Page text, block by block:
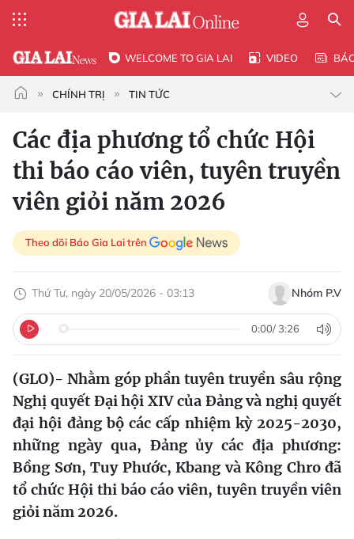
WELCOME TO GIA LAI VIDEO
CHÍNH TRỊ TIN TỨC
Các địa phương tổ chức Hội
thi báo cáo viên, tuyên truyền
viên giỏi năm 2026
Theo dõi Báo Gia Lai trên
Thứ Tư, ngày 20/05/2026 - 03:13 Nhóm P.V
0:00/ 3:26
(GLO)- Nhằm góp phần tuyên truyền sâu rộng
Nghị quyết Đại hội XIV của Đảng và nghị quyết
đại hội đảng bộ các cấp nhiệm kỳ 2025-2030,
những ngày qua, Đảng ủy các địa phương:
Bồng Sơn, Tuy Phước, Kbang và Kông Chro đã
tổ chức Hội thi báo cáo viên, tuyên truyền viên
giỏi năm 2026.